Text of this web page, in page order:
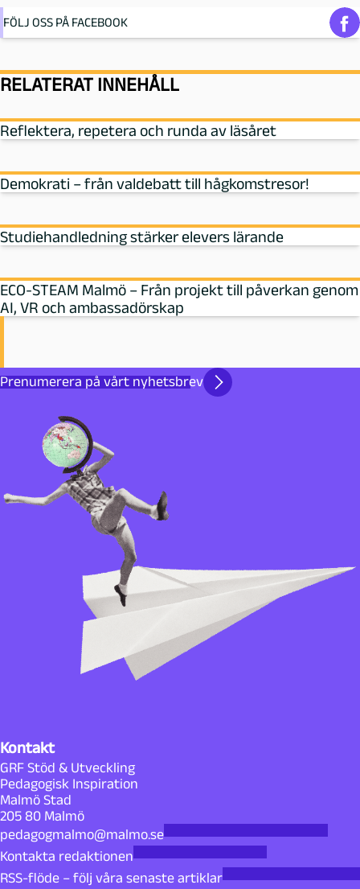
FÖLJ OSS PÅ FACEBOOK
RELATERAT INNEHÅLL
Reflektera, repetera och runda av läsåret
Demokrati – från valdebatt till hågkomstresor!
Studiehandledning stärker elevers lärande
ECO-STEAM Malmö – Från projekt till påverkan genom
AI, VR och ambassadörskap
Prenumerera på vårt nyhetsbrev
Kontakt
GRF Stöd & Utveckling
Pedagogisk Inspiration
Malmö Stad
205 80 Malmö
pedagogmalmo@malmo.se
Kontakta redaktionen
RSS-flöde – följ våra senaste artiklar